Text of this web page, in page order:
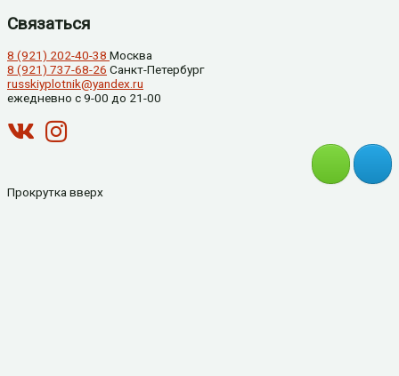
Связаться
8 (921) 202-40-38 Москва
8 (921) 737-68-26 Санкт-Петербург
russkiyplotnik@yandex.ru
ежедневно с 9-00 до 21-00
Прокрутка вверх